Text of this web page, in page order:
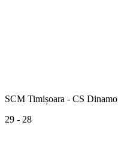
SCM Timișoara - CS Dinamo
29 - 28